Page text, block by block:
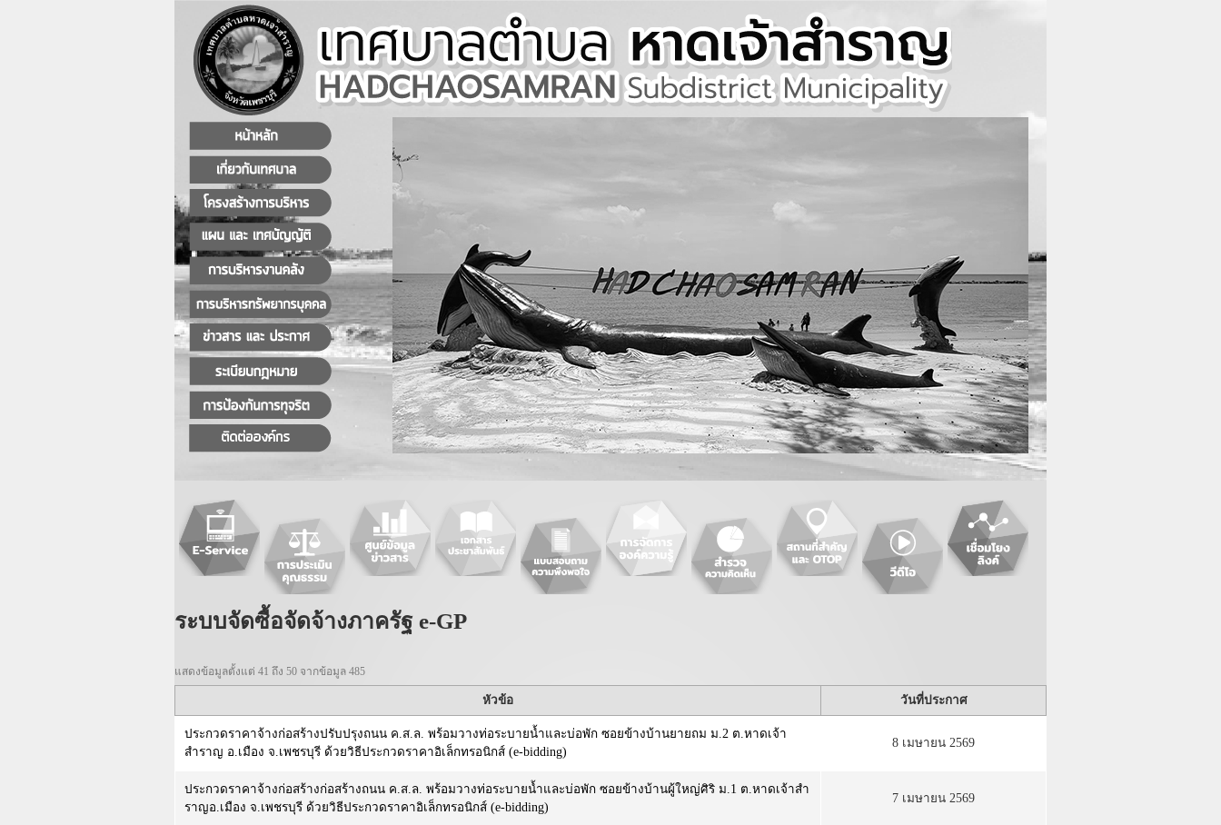
ระบบจัดซื้อจัดจ้างภาครัฐ e-GP
แสดงข้อมูลตั้งแต่ 41 ถึง 50 จากข้อมูล 485
หัวข้อ วันที่ประกาศ
ประกวดราคาจ้างก่อสร้างปรับปรุงถนน ค.ส.ล. พร้อมวางท่อระบายน้ำและบ่อพัก ซอยข้างบ้านยายถม ม.2 ต.หาดเจ้า
สำราญ อ.เมือง จ.เพชรบุรี ด้วยวิธีประกวดราคาอิเล็กทรอนิกส์ (e-bidding)
8 เมษายน 2569
ประกวดราคาจ้างก่อสร้างก่อสร้างถนน ค.ส.ล. พร้อมวางท่อระบายน้ำและบ่อพัก ซอยข้างบ้านผู้ใหญ่ศิริ ม.1 ต.หาดเจ้าสำ
ราญอ.เมือง จ.เพชรบุรี ด้วยวิธีประกวดราคาอิเล็กทรอนิกส์ (e-bidding)
7 เมษายน 2569